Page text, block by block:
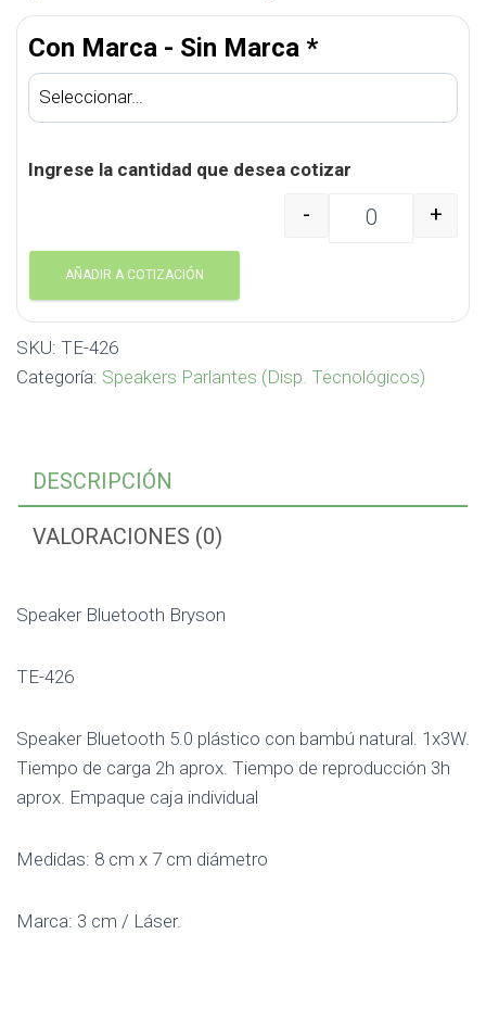
Con Marca - Sin Marca *
Ingrese la cantidad que desea cotizar
Speaker Bluetooth
- +
AÑADIR A COTIZACIÓN
SKU: TE-426
Categoría: Speakers Parlantes (Disp. Tecnológicos)
DESCRIPCIÓN
VALORACIONES (0)
Speaker Bluetooth Bryson
TE-426
Speaker Bluetooth 5.0 plástico con bambú natural. 1x3W.
Tiempo de carga 2h aprox. Tiempo de reproducción 3h
aprox. Empaque caja individual
Medidas: 8 cm x 7 cm diámetro
Marca: 3 cm / Láser.